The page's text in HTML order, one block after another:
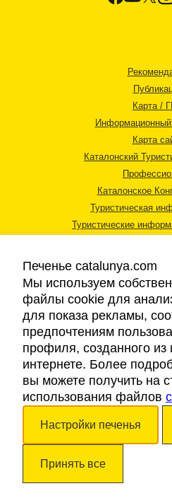
Карта /
Карта
Каталонский
Каталонское
Туристическая
Туристические
Правовая
Авторские права © 2026. Каталонский
Печенье catalunya.com
Мы используем
файлы cookie для
для показа рекламы,
предпочтениям
профиля, созданного из
интернете. Более
вы можете получить на
использования файлов
Настройки печенья
Принять все